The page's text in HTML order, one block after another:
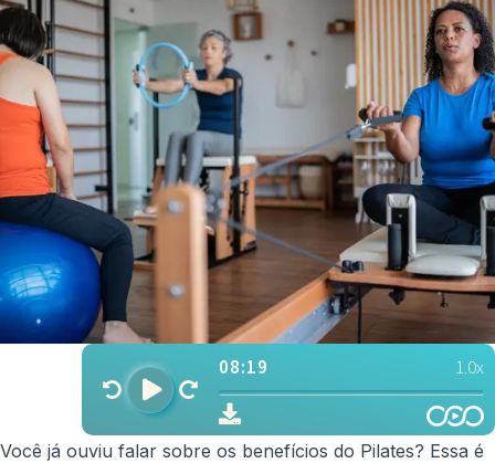
Você já ouviu falar sobre os benefícios do Pilates? Essa é